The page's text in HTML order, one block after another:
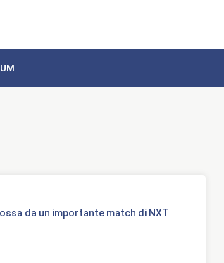
da un importante match di NXT